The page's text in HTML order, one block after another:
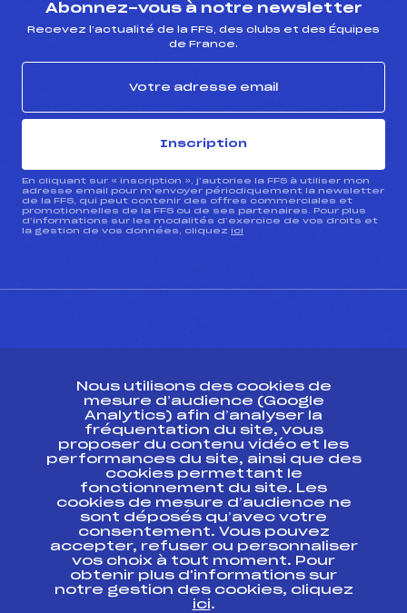
Abonnez-vous à notre newsletter
Recevez l’actualité de la FFS, des clubs et des Équipes
de France.
Inscription
En cliquant sur « inscription », j’autorise la FFS à utiliser mon
adresse email pour m’envoyer périodiquement la newsletter
de la FFS, qui peut contenir des offres commerciales et
promotionnelles de la FFS ou de ses partenaires. Pour plus
d’informations sur les modalités d’exercice de vos droits et
la gestion de vos données, cliquez ici
Ressources
Pass’Neige
Projet sportif fédéral
Projet de performance fédéral
Antidopage
Pôle Développement, Formation, Suivi
Scientifique
Listes ministérielles
Pôle vie de l’athlète
Nous utilisons des cookies de
mesure d’audience (Google
Analytics) afin d’analyser la
fréquentation du site, vous
proposer du contenu vidéo et les
performances du site, ainsi que des
cookies permettant le
fonctionnement du site. Les
cookies de mesure d’audience ne
sont déposés qu’avec votre
consentement. Vous pouvez
accepter, refuser ou personnaliser
vos choix à tout moment. Pour
obtenir plus d'informations sur
notre gestion des cookies, cliquez
ici.